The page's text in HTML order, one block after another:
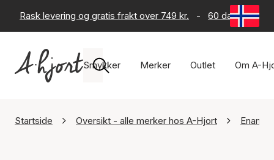
Rask levering og gratis frakt over 749 kr. - 60 dagers
Smykker Merker Outlet Om A-
Startside Oversikt - alle merker hos A-Hjort